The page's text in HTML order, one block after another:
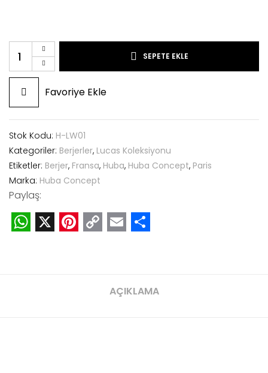
SEPETE EKLE
Favoriye Ekle
Stok Kodu: H-LW01
Kategoriler: Berjerler, Lucas Koleksiyonu
Etiketler: Berjer, Fransa, Huba, Huba Concept, Paris
Marka: Huba Concept
Paylaş:
WhatsApp
X Pinterest
Copy
EmailShare
AÇIKLAMA